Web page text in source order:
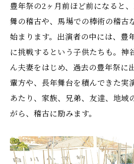
豊年祭の2ヶ月前ほど前になると
舞の稽古や、馬場での棒術の稽古
始まります。出演者の中には、豊
に挑戦するという子供たちも。神
ん夫妻をはじめ、過去の豊年祭に
輩方や、長年舞台を積んできた実
あたり、家族、兄弟、友達、地域
がら、稽古に励みます。